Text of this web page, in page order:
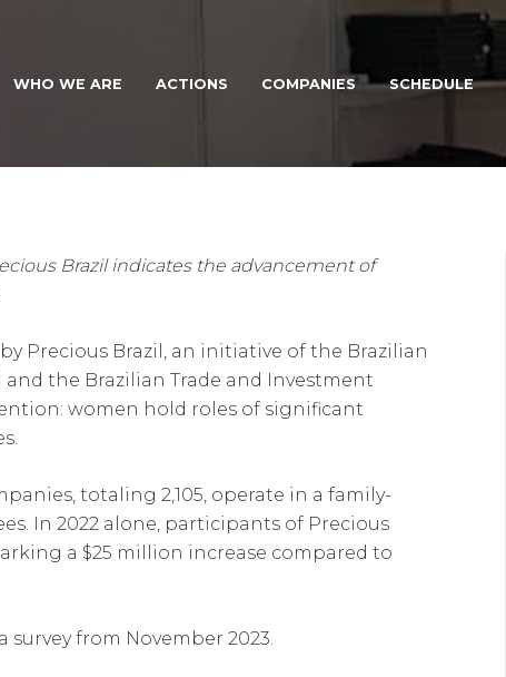
WHO WE ARE ACTIONS COMPANIES SCHEDULE
that women occupy 70%
Brazil indicates the advancement of
Precious Brazil, an initiative of the Brazilian
and the Brazilian Trade and Investment
women hold roles of significant
totaling 2,105, operate in a family-
In 2022 alone, participants of Precious
a $25 million increase compared to
from November 2023.